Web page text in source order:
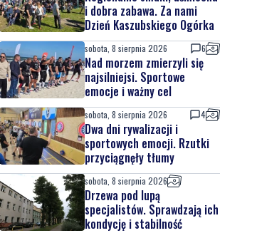
i dobra zabawa. Za nami
Dzień Kaszubskiego Ogórka
sobota, 8 sierpnia 2026 6
Nad morzem zmierzyli się
najsilniejsi. Sportowe
emocje i ważny cel
sobota, 8 sierpnia 2026 4
Dwa dni rywalizacji i
sportowych emocji. Rzutki
przyciągnęły tłumy
sobota, 8 sierpnia 2026
Drzewa pod lupą
specjalistów. Sprawdzają ich
kondycję i stabilność